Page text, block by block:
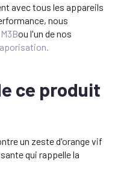
avec tous les appareils
nous
ou l'un de nos
ce produit
un zeste d'orange vif
qui rappelle la